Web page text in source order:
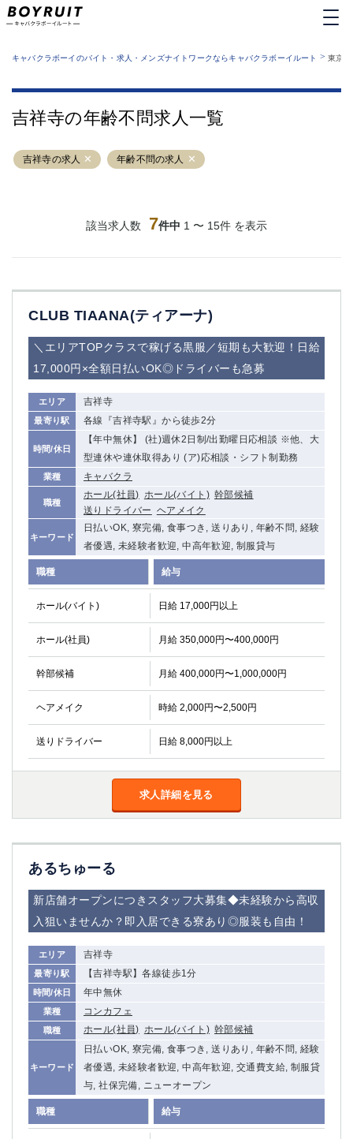
業種から探す
運営者情報
サイトマップ
キャバクラボーイのバイト・求人・メンズナイトワークならキャバクラボーイルート > 東京
吉祥寺の年齢不問求人一覧
吉祥寺の求人 年齢不問の求人
該当求人数 7件中 1 〜 15件 を表示
CLUB TIAANA(ティアーナ)
＼エリアTOPクラスで稼げる黒服／短期も大歓迎！日給
17,000円×全額日払いOK◎ドライバーも急募
エリア 吉祥寺
最寄り駅 各線『吉祥寺駅』から徒歩2分
時間/休日
【年中無休】 (社)週休2日制/出勤曜日応相談 ※他、大
型連休や連休取得あり (ア)応相談・シフト制勤務
業種 キャバクラ
職種
ホール(社員) ホール(バイト) 幹部候補
送りドライバー ヘアメイク
キーワード
日払いOK, 寮完備, 食事つき, 送りあり, 年齢不問, 経験
者優遇, 未経験者歓迎, 中高年歓迎, 制服貸与
職種 給与
ホール(バイト) 日給 17,000円以上
ホール(社員) 月給 350,000円〜400,000円
幹部候補 月給 400,000円〜1,000,000円
ヘアメイク 時給 2,000円〜2,500円
送りドライバー 日給 8,000円以上
求人詳細を見る
あるちゅーる
新店舗オープンにつきスタッフ大募集◆未経験から高収
入狙いませんか？即入居できる寮あり◎服装も自由！
エリア 吉祥寺
最寄り駅 【吉祥寺駅】各線徒歩1分
時間/休日 年中無休
業種 コンカフェ
職種 ホール(社員) ホール(バイト) 幹部候補
キーワード
日払いOK, 寮完備, 食事つき, 送りあり, 年齢不問, 経験
者優遇, 未経験者歓迎, 中高年歓迎, 交通費支給, 制服貸
与, 社保完備, ニューオープン
職種 給与
六本木
池袋
吉祥寺
練馬
恵比寿
蒲田
北千住
①六本木 ②西麻布
大山
赤羽
品川
蒲田東口
立川（南口）
新宿
西葛西
中野
葛西
府中
ひばりヶ丘（北口）
学芸大学
吉祥寺（南口／公園口） 小作・羽村・福生エリア
自由が丘
吉祥寺（北口／東口）
四谷
下北沢・経堂
金町（北口）
成増駅徒歩3分の好立地！
三軒茶屋（南口）
①歌舞伎町 ②新宿 ③新宿三丁目 ④西
①歌舞伎町 ②新宿 ③西部新宿 ③東新宿
①歌舞伎町 ②新宿
①銀座 ②新橋
錦糸町(南口)
蒲田(西口)
清瀬（南口）
①東武練馬 ②成増・板橋 ③大山 ②池袋
池袋東口
金町
大井町
亀戸
水道橋
浅草
幡ヶ谷
市川
五井
神奈川県
関内
川崎
溝の口
本厚木
藤沢
武蔵小杉
橋本
横浜・桜木町
関内・馬車道・日ノ出町 武蔵新城
元住吉
戸塚
たまプラーザ